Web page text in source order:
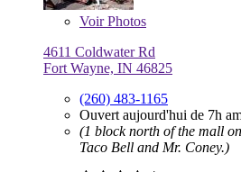
VoirPhotos
4611 Coldwater Rd
Fort Wayne, IN 46825
(260) 483-1165
Ouvert aujourd'hui de 7h
(1 block north of the mall
Taco Bell and Mr. Coney.)